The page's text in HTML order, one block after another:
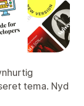
tema. Nyd